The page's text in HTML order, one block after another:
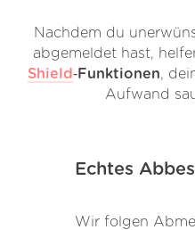
Nachdem du
abgemeldet hast,
Shield‑Funktionen,
Aufwand
Echtes
Wir folgen